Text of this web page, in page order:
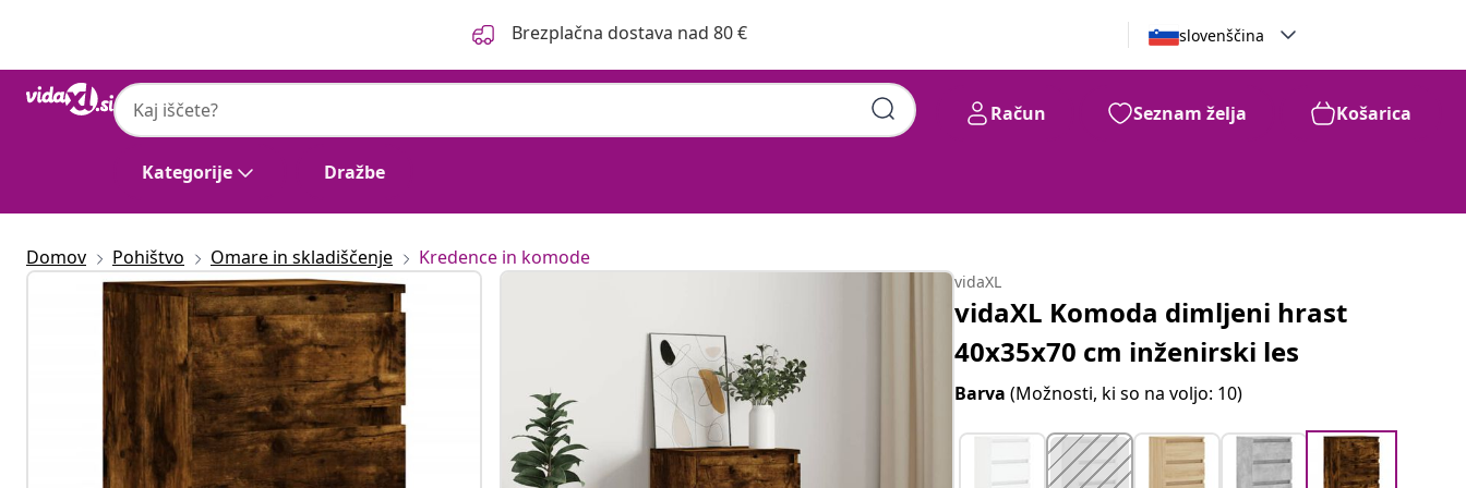
Brezplačna dostava nad 80 € slovenščina
Kategorije Dražbe
Račun Seznam želja Košarica
Domov Pohištvo Omare in skladiščenje Kredence in komode
vidaXL
vidaXL Komoda dimljeni hrast
40x35x70 cm inženirski les
Barva(Možnosti, ki so na voljo: 10)